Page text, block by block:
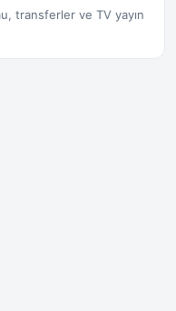
transferler ve TV yayın